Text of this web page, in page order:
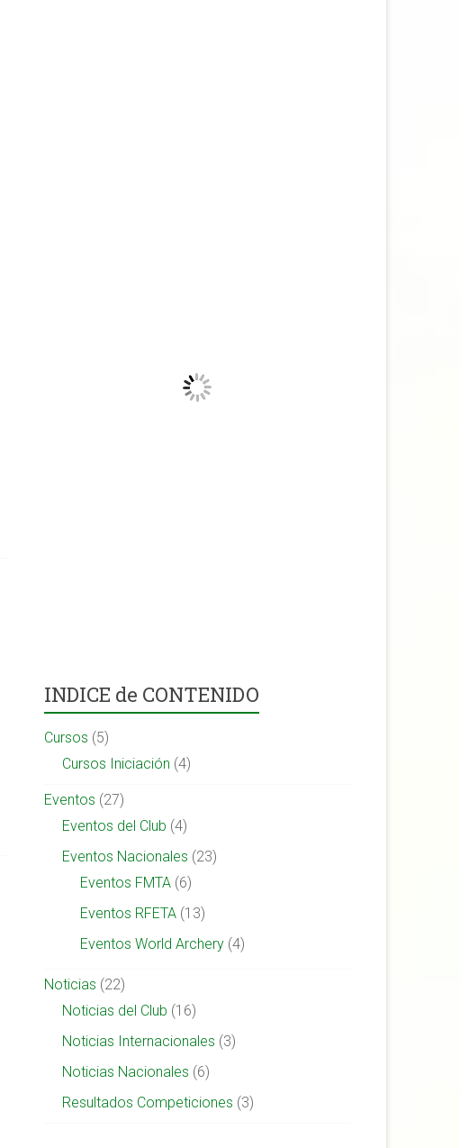
INDICE de CONTENIDO
Cursos (5)
Cursos Iniciación (4)
Eventos (27)
Eventos del Club (4)
Eventos Nacionales (23)
Eventos FMTA (6)
Eventos RFETA (13)
Eventos World Archery (4)
Noticias (22)
Noticias del Club (16)
Noticias Internacionales (3)
Noticias Nacionales (6)
Resultados Competiciones (3)